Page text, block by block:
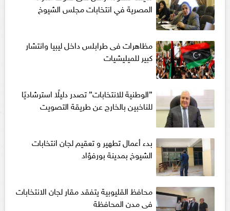
المصرية في انتخابات مجلس الشيوخ
مظاهرات فى طرابلس داخل ليبيا وانتشار
كبير للميليشيات
”الوطنية للانتخابات” تصدر دليلًا استرشاديًا
للناخبين بالخارج عن طريقة التصويت
بدء أعمال تطهير و تعقيم لجان انتخابات
الشيوخ بمدينة بورفؤاد
محافظ القليوبية يتفقد مقار لجان الانتخابات
فى مدن المحافظة